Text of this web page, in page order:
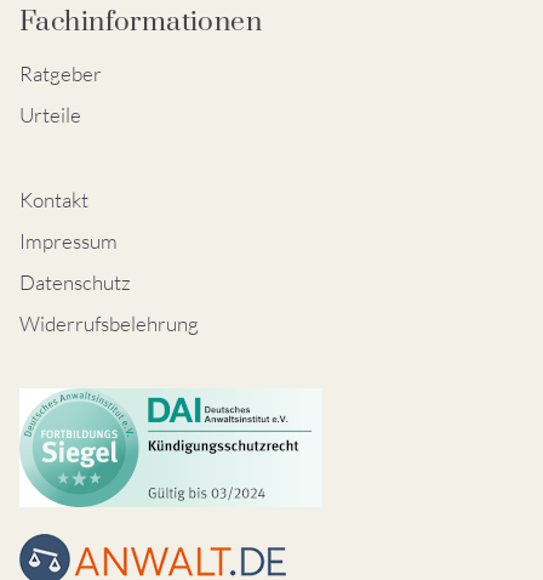
Fachinformationen
Ratgeber
Urteile
Kontakt
Impressum
Datenschutz
Widerrufsbelehrung